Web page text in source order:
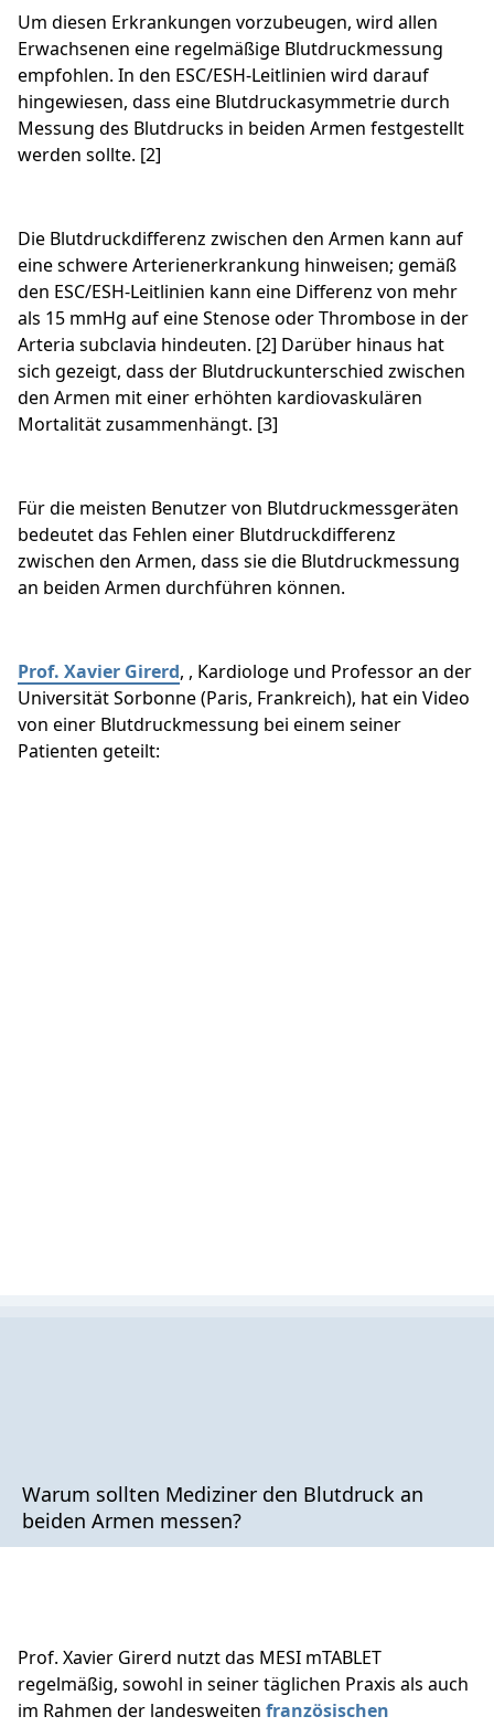
Um diesen Erkrankungen vorzubeugen, wird allen
Erwachsenen eine regelmäßige Blutdruckmessung
empfohlen. In den ESC/ESH-Leitlinien wird darauf
hingewiesen, dass eine Blutdruckasymmetrie durch
Messung des Blutdrucks in beiden Armen festgestellt
werden sollte. [2]
Die Blutdruckdifferenz zwischen den Armen kann auf
eine schwere Arterienerkrankung hinweisen; gemäß
den ESC/ESH-Leitlinien kann eine Differenz von mehr
als 15 mmHg auf eine Stenose oder Thrombose in der
Arteria subclavia hindeuten. [2] Darüber hinaus hat
sich gezeigt, dass der Blutdruckunterschied zwischen
den Armen mit einer erhöhten kardiovaskulären
Mortalität zusammenhängt. [3]
Für die meisten Benutzer von Blutdruckmessgeräten
bedeutet das Fehlen einer Blutdruckdifferenz
zwischen den Armen, dass sie die Blutdruckmessung
an beiden Armen durchführen können.
Prof. Xavier Girerd, , Kardiologe und Professor an der
Universität Sorbonne (Paris, Frankreich), hat ein Video
von einer Blutdruckmessung bei einem seiner
Patienten geteilt:
Warum sollten Mediziner den Blutdruck an
beiden Armen messen?
Prof. Xavier Girerd nutzt das MESI mTABLET
regelmäßig, sowohl in seiner täglichen Praxis als auch
im Rahmen der landesweiten französischen